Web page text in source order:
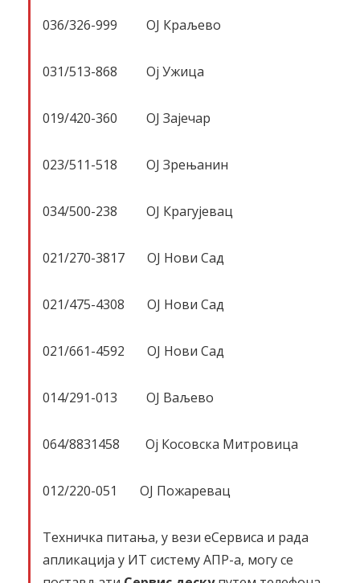
036/326-999 ОЈ Краљево
031/513-868 Oj Ужица
019/420-360 ОЈ Зајечар
023/511-518 ОЈ Зрењанин
034/500-238 ОЈ Крагујевац
021/270-3817 ОЈ Нови Сад
021/475-4308 ОЈ Нови Сад
021/661-4592 ОЈ Нови Сад
014/291-013 ОЈ Ваљево
064/8831458 Oj Косовска Митровица
012/220-051 ОЈ Пожаревац
Техничка питања, у вези еСервиса и рада
апликација у ИТ систему АПР-а, могу се